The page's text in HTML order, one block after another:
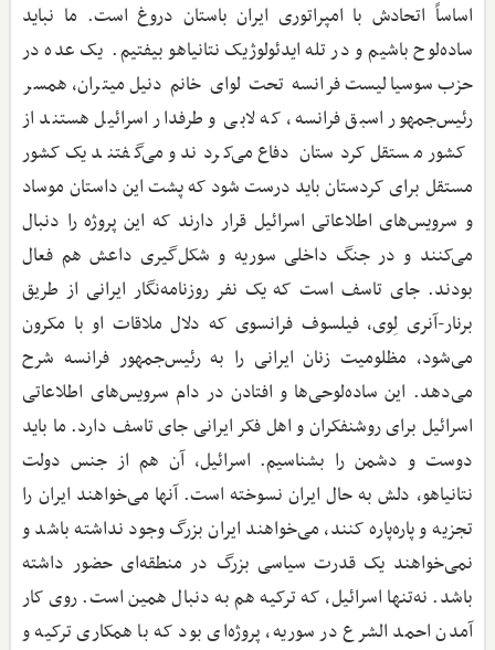
اساساً اتحادش با امپراتوری ایران باستان دروغ است. ما نباید
ساده‌لوح باشیم و در تله ایدئولوژیک نتانیاهو بیفتیم. یک عده در
حزب سوسیالیست فرانسه تحت لوای خانم دنیل میتران، همسر
رئیس‌جمهور اسبق فرانسه، که لابی و طرفدار اسرائیل هستند از
کشور مستقل کردستان دفاع می‌کردند و می‌گفتند یک کشور
مستقل برای کردستان باید درست شود که پشت این داستان موساد
و سرویس‌های اطلاعاتی اسرائیل قرار دارند که این پروژه را دنبال
می‌کنند و در جنگ داخلی سوریه و شکل‌گیری داعش هم فعال
بودند. جای تاسف است که یک نفر روزنامه‌نگار ایرانی از طریق
برنار-آنری لِوی، فیلسوف فرانسوی که دلال ملاقات او با مکرون
می‌شود، مظلومیت زنان ایرانی را به رئیس‌جمهور فرانسه شرح
می‌دهد. این ساده‌لوحی‌ها و افتادن در دام سرویس‌های اطلاعاتی
اسرائیل برای روشنفکران و اهل فکر ایرانی‌ جای تاسف دارد. ما باید
دوست و دشمن را بشناسیم. اسرائیل، آن هم از جنس دولت
نتانیاهو، دلش به حال ایران نسوخته است. آنها می‌خواهند ایران را
تجزیه و پاره‌پاره کنند، می‌خواهند ایران بزرگ وجود نداشته باشد و
نمی‌خواهند یک قدرت سیاسی بزرگ در منطقه‌ای حضور داشته
باشد. نه‌تنها اسرائیل، که ترکیه هم به دنبال همین است. روی کار
آمدن احمد الشرع در سوریه، پروژه‌ای بود که با همکاری ترکیه و